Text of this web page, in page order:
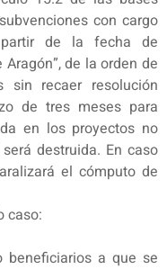
con cargo
de la fecha de
de la orden de
recaer resolución
de tres meses para
en los proyectos no
destruida. En caso
el cómputo de
caso:
beneficiarios a que se